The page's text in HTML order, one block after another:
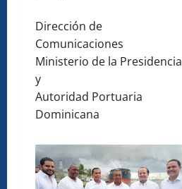
Dirección de
Comunicaciones
Ministerio de la Presidencia
y
Autoridad Portuaria
Dominicana